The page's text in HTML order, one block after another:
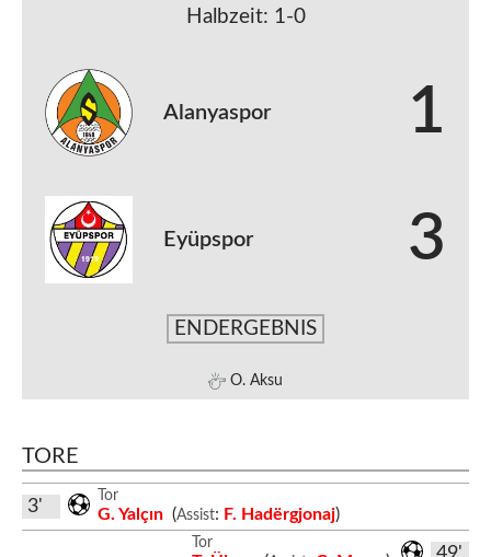
Halbzeit: 1-0
Alanyaspor 1
Eyüpspor 3
ENDERGEBNIS
O. Aksu
TORE
Tor
G. Yalçın (Assist: F. Hadërgjonaj)
3'
Tor